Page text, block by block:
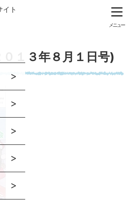
イト
メニュー
１３年８月１日号)